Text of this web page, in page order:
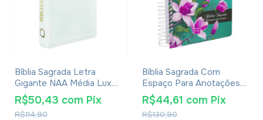
Bíblia Sagrada Letra
Gigante NAA Média Luxo
Com Índice
R$114,90
R$50,43 com Pix
Bíblia Sagrada Com
Espaço Para Anotações
Harpa Avivada E Corinhos
Flores Pink
R$130,90
R$44,61 com Pix